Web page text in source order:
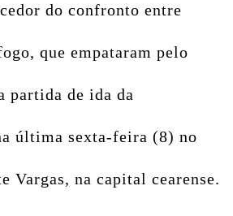
do confronto entre
que empataram pelo
partida de ida da
última sexta-feira (8) no
Vargas, na capital cearense.